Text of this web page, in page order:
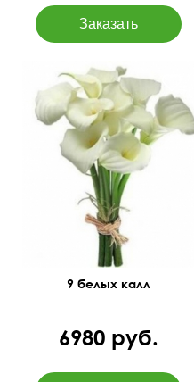
40 см 20 см
9 белых калл
6980 руб.